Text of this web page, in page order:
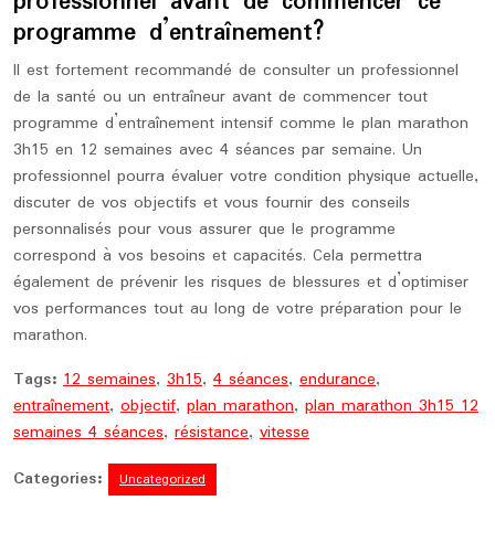
programme d’entraînement?
Il est fortement recommandé de consulter un professionnel
de la santé ou un entraîneur avant de commencer tout
programme d’entraînement intensif comme le plan marathon
3h15 en 12 semaines avec 4 séances par semaine. Un
professionnel pourra évaluer votre condition physique actuelle,
discuter de vos objectifs et vous fournir des conseils
personnalisés pour vous assurer que le programme
correspond à vos besoins et capacités. Cela permettra
également de prévenir les risques de blessures et d’optimiser
vos performances tout au long de votre préparation pour le
marathon.
Tags: 12 semaines, 3h15, 4 séances, endurance,
entraînement, objectif, plan marathon, plan marathon 3h15 12
semaines 4 séances, résistance, vitesse
Categories:
Uncategorized